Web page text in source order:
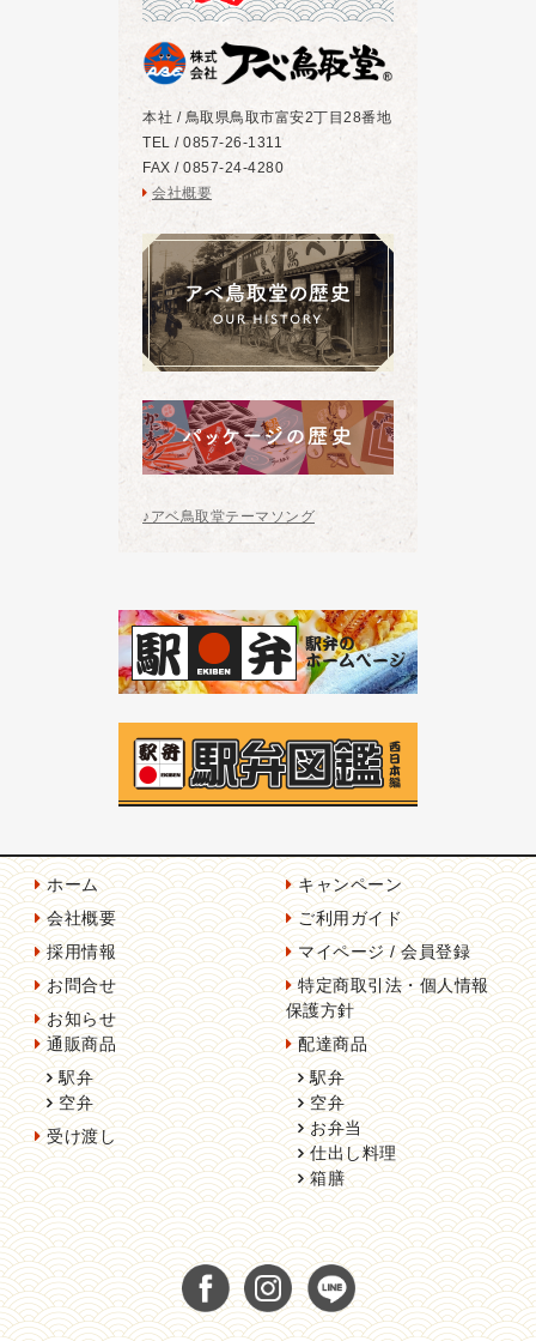
本社 / 鳥取県鳥取市富安2丁目28番地
TEL / 0857-26-1311
FAX / 0857-24-4280
会社概要
♪アベ鳥取堂テーマソング
ホーム
会社概要
採用情報
お問合せ
お知らせ
通販商品
駅弁
空弁
受け渡し
配達商品
駅弁
空弁
お弁当
仕出し料理
箱膳
キャンペーン
ご利用ガイド
マイページ / 会員登録
特定商取引法・個人情報
保護方針